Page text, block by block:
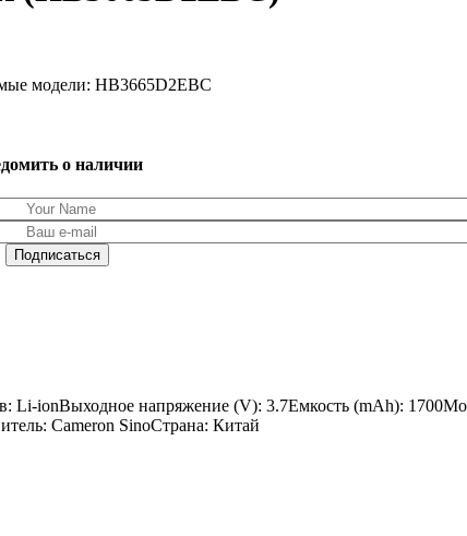
модели: HB3665D2EBC
о наличии
Li-ionВыходное напряжение (V): 3.7Емкость (mAh):
Cameron SinoСтрана: Китай